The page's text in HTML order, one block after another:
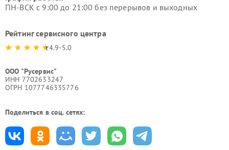
ПН-ВСК с 9:00 до 21:00 без перерывов и выходных
Рейтинг сервисного центра
4.9-5.0
ООО "Русервис"
ИНН 7702633247
ОГРН 1077746335776
Поделиться в соц. сетях: